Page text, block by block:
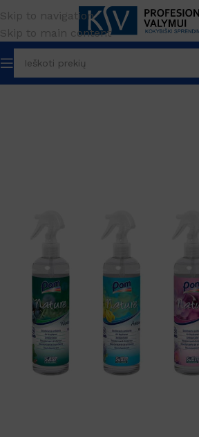
Skip to navigation
Skip to main content
Sutter professional Kvapų